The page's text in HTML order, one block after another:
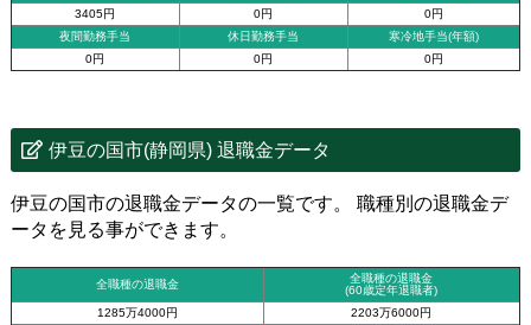
3405円
0円
0円
夜間勤務手当
休日勤務手当
寒冷地手当(年額)
0円
0円 0円
伊豆の国市(静岡県) 退職金データ
伊豆の国市の退職金データの一覧です。 職種別の退職金デ
ータを見る事ができます。
全職種の退職金
全職種の退職金
(60歳定年退職者)
1285万4000円
2203万6000円